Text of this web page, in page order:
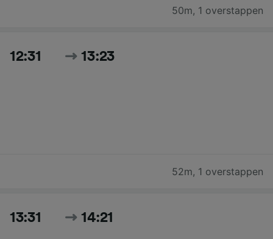
50m, 1 overstappen
12:31 13:23
52m, 1 overstappen
13:31 14:21